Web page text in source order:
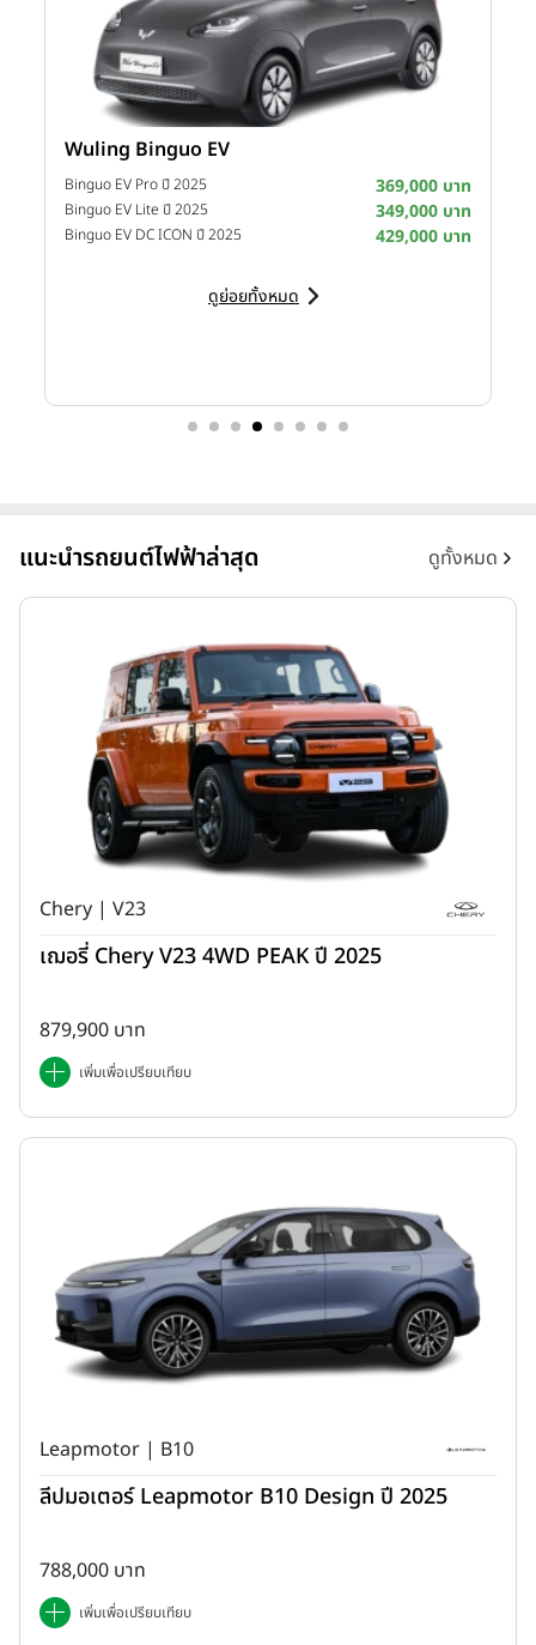
Group Corporation ให้เป็นผู้จัดจำหน่ายรถยนต์ HONGQI (หงษ์ฉี)
อย่างเป็นทางการในประเทศไทยนั้น คือ ประสบการณ์ในธุรกิจยานยนต์กว่า
"HONGQI E-HS9" (หงษ์ฉี อี-เอชเอส 9)
รถสปอร์ตอเนกประสงค์
ไฟฟ้าระดับพรีเมียม ที่รวมเทคโนโลยีล้ำสมัย และความภูมิฐานเข้าด้วยกัน
ด้วยเอกลักษณ์กระจังหน้าเป็นโครเมี่ยมแนวตั้งทรงน้ำตกและสัญลักษณ์
โดยสารแบบ 6 ที่นั่ง ระบบเครื่องเสียงระดับพรีเมียมจาก BOSE พร้อม
ลำโพง 16 ตำแหน่ง หรูหราเหมาะสำหรับนักธุรกิจ ผู้บริหาร และครอบครัว
ยุคใหม่
Wuling Binguo EV
Binguo EV Pro ปี 2025 369,000 บาท
Binguo EV Lite ปี 2025 349,000 บาท
Binguo EV DC ICON ปี 2025 429,000 บาท
ดูย่อยทั้งหมด
แนะนำรถยนต์ไฟฟ้าล่าสุด ดูทั้งหมด
Chery | V23
เฌอรี่ Chery V23 4WD PEAK ปี 2025
879,900 บาท
เพิ่มเพื่อเปรียบเทียบ
Leapmotor | B10
ลีปมอเตอร์ Leapmotor B10 Design ปี 2025
788,000 บาท
เพิ่มเพื่อเปรียบเทียบ